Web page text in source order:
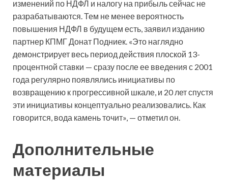
изменений по НДФЛ и налогу на прибыль сейчас не
разрабатываются. Тем не менее вероятность
повышения НДФЛ в будущем есть, заявил изданию
партнер КПМГ Донат Подниек. «Это наглядно
демонстрирует весь период действия плоской 13-
процентной ставки — сразу после ее введения с 2001
года регулярно появлялись инициативы по
возвращению к прогрессивной шкале, и 20 лет спустя
эти инициативы концептуально реализовались. Как
говорится, вода камень точит», — отметил он.
Дополнительные
материалы